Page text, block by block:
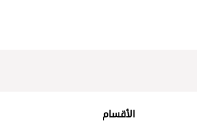
الأقسام